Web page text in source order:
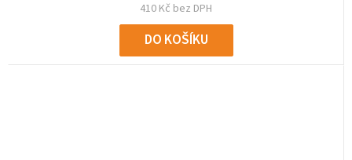
410 Kč bez DPH
DO KOŠÍKU